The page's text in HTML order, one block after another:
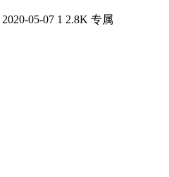
2020-05-07 1 2.8K 专属